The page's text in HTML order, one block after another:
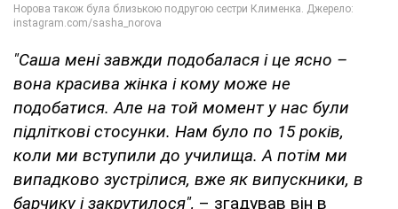
"Саша мені завжди подобалася і це ясно –
вона красива жінка і кому може не
подобатися. Але на той момент у нас були
підліткові стосунки. Нам було по 15 років,
коли ми вступили до училища. А потім ми
випадково зустрілися, вже як випускники, в
барчику і закрутилося", – згадував він в